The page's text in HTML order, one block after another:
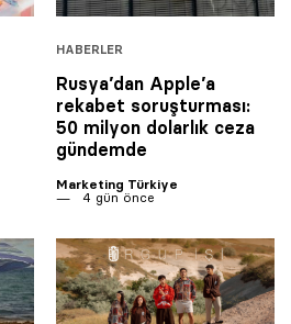
HABERLER
Rusya’dan Apple’a
rekabet soruşturması:
50 milyon dolarlık ceza
gündemde
Marketing Türkiye
4 gün önce